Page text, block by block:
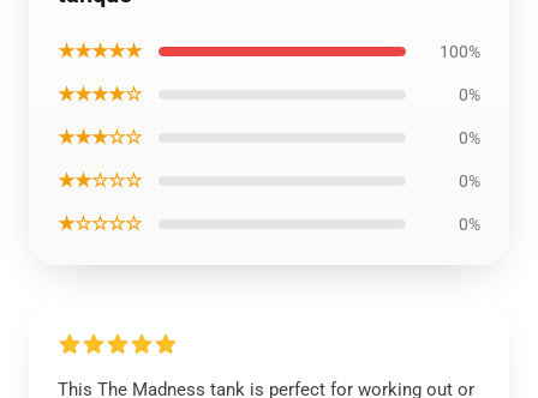
★★★★★ 100%
★★★★☆ 0%
★★★☆☆ 0%
★★☆☆☆ 0%
★☆☆☆☆ 0%
This The Madness tank is perfect for working out or